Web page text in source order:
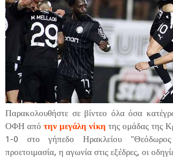
Παρακολουθήστε σε βίντεο όλα όσα
ΟΦΗ από την μεγάλη νίκη της ομάδας της
1-0 στο γήπεδο Ηρακλείου "Θεόδωρος
προετοιμασία, η αγωνία στις εξέδρες, οι